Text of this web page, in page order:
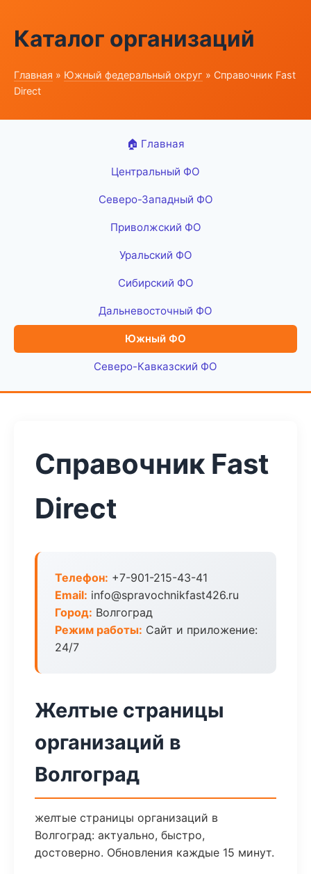
Каталог организаций
Главная » Южный федеральный округ » Справочник Fast
Direct
🏠 Главная
Центральный ФО
Северо-Западный ФО
Приволжский ФО
Уральский ФО
Сибирский ФО
Дальневосточный ФО
Южный ФО
Северо-Кавказский ФО
Справочник Fast
Direct
Телефон: +7-901-215-43-41
Email: info@spravochnikfast426.ru
Город: Волгоград
Режим работы: Сайт и приложение:
24/7
Желтые страницы
организаций в
Волгоград
желтые страницы организаций в
Волгоград: актуально, быстро,
достоверно. Обновления каждые 15 минут.